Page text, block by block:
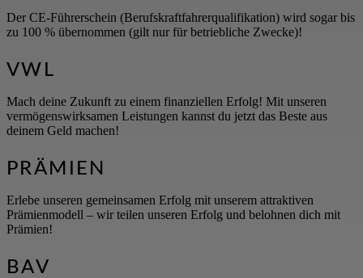
Der CE-Führerschein (Berufskraftfahrerqualifikation) wird sogar bis
zu 100 % übernommen (gilt nur für betriebliche Zwecke)!
VWL
Mach deine Zukunft zu einem finanziellen Erfolg! Mit unseren
vermögenswirksamen Leistungen kannst du jetzt das Beste aus
deinem Geld machen!
PRÄMIEN
Erlebe unseren gemeinsamen Erfolg mit unserem attraktiven
Prämienmodell – wir teilen unseren Erfolg und belohnen dich mit
Prämien!
BAV